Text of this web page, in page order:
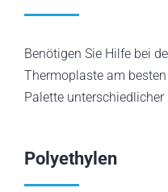
Benötigen Sie Hilfe bei
Thermoplaste am
Palette
Polyethylen